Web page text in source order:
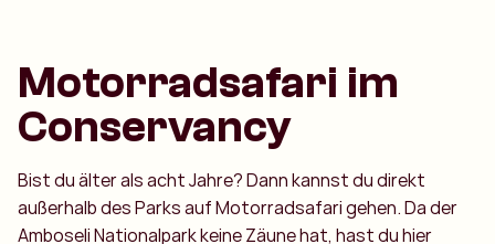
Motorradsafari im
Conservancy
Bist du älter als acht Jahre? Dann kannst du direkt
außerhalb des Parks auf Motorradsafari gehen. Da der
Amboseli Nationalpark keine Zäune hat, hast du hier